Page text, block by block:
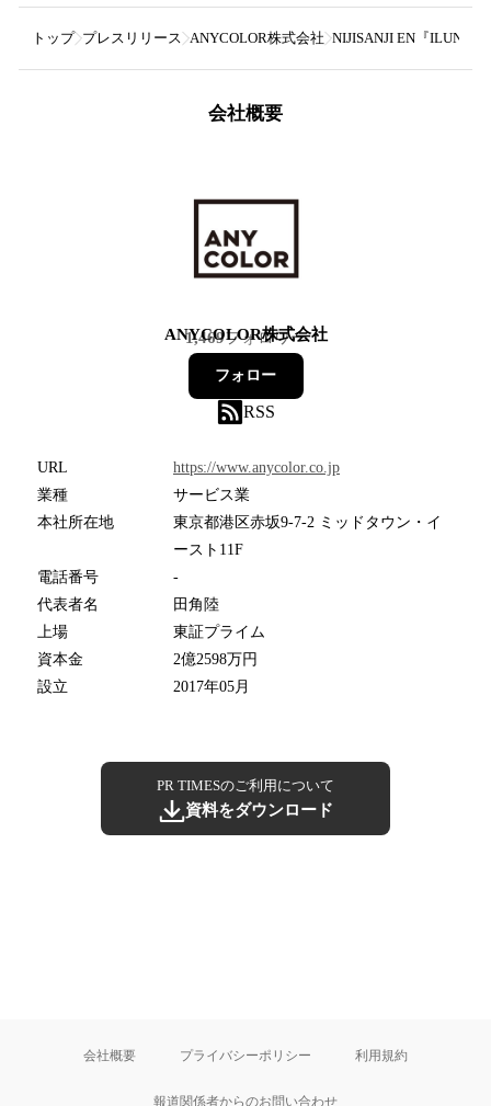
トップ プレスリリース ANYCOLOR株式会社 NIJISANJI EN『ILUNA
会社概要
ANYCOLOR株式会社
1,469フォロワー
フォロー
RSS
URL
https://www.anycolor.co.jp
業種
サービス業
本社所在地
東京都港区赤坂9-7-2 ミッドタウン・イ
ースト11F
電話番号
-
代表者名
田角陸
上場
東証プライム
資本金
2億2598万円
設立
2017年05月
PR TIMESのご利用について
資料をダウンロード
会社概要 プライバシーポリシー 利用規約
報道関係者からのお問い合わせ